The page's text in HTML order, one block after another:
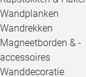
Wandplanken
Wandrekken
Magneetborden & -
accessoires
Wanddecoratie